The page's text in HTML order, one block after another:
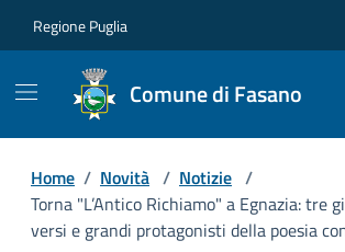
Regione Puglia
Comune di Fasano
Home / Novità / Notizie /
Torna "L’Antico Richiamo" a Egnazia: tre
versi e grandi protagonisti della poesia